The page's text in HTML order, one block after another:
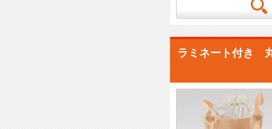
ラミネート付き